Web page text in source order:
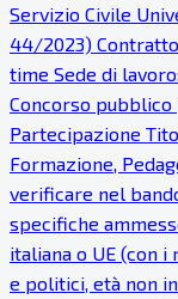
Servizio Civile
44/2023)
time Sede di
Concorso
Partecipazione
Formazione,
verificare nel
specifiche
italiana o UE (con
e politici, età non